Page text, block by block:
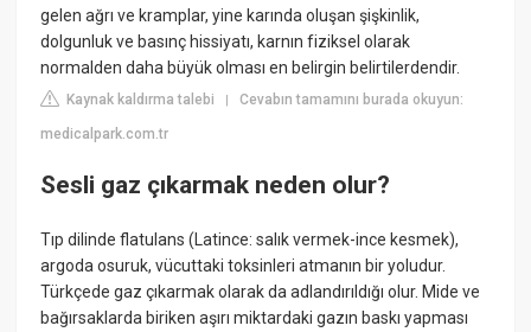
gelen ağrı ve kramplar, yine karında oluşan şişkinlik,
dolgunluk ve basınç hissiyatı, karnın fiziksel olarak
normalden daha büyük olması en belirgin belirtilerdendir.
Kaynak kaldırma talebi |Cevabın tamamını burada okuyun:
medicalpark.com.tr
Sesli gaz çıkarmak neden olur?
Tıp dilinde flatulans (Latince: salık vermek-ince kesmek),
argoda osuruk, vücuttaki toksinleri atmanın bir yoludur.
Türkçede gaz çıkarmak olarak da adlandırıldığı olur. Mide ve
bağırsaklarda biriken aşırı miktardaki gazın baskı yapması